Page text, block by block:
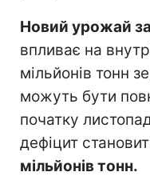
Новий урожай
впливає на
мільйонів тонн
можуть бути
початку
дефіцит
мільйонів тонн.